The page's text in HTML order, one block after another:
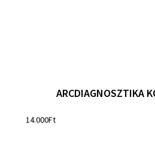
ARCDIAGNOSZTIKA
14.000Ft